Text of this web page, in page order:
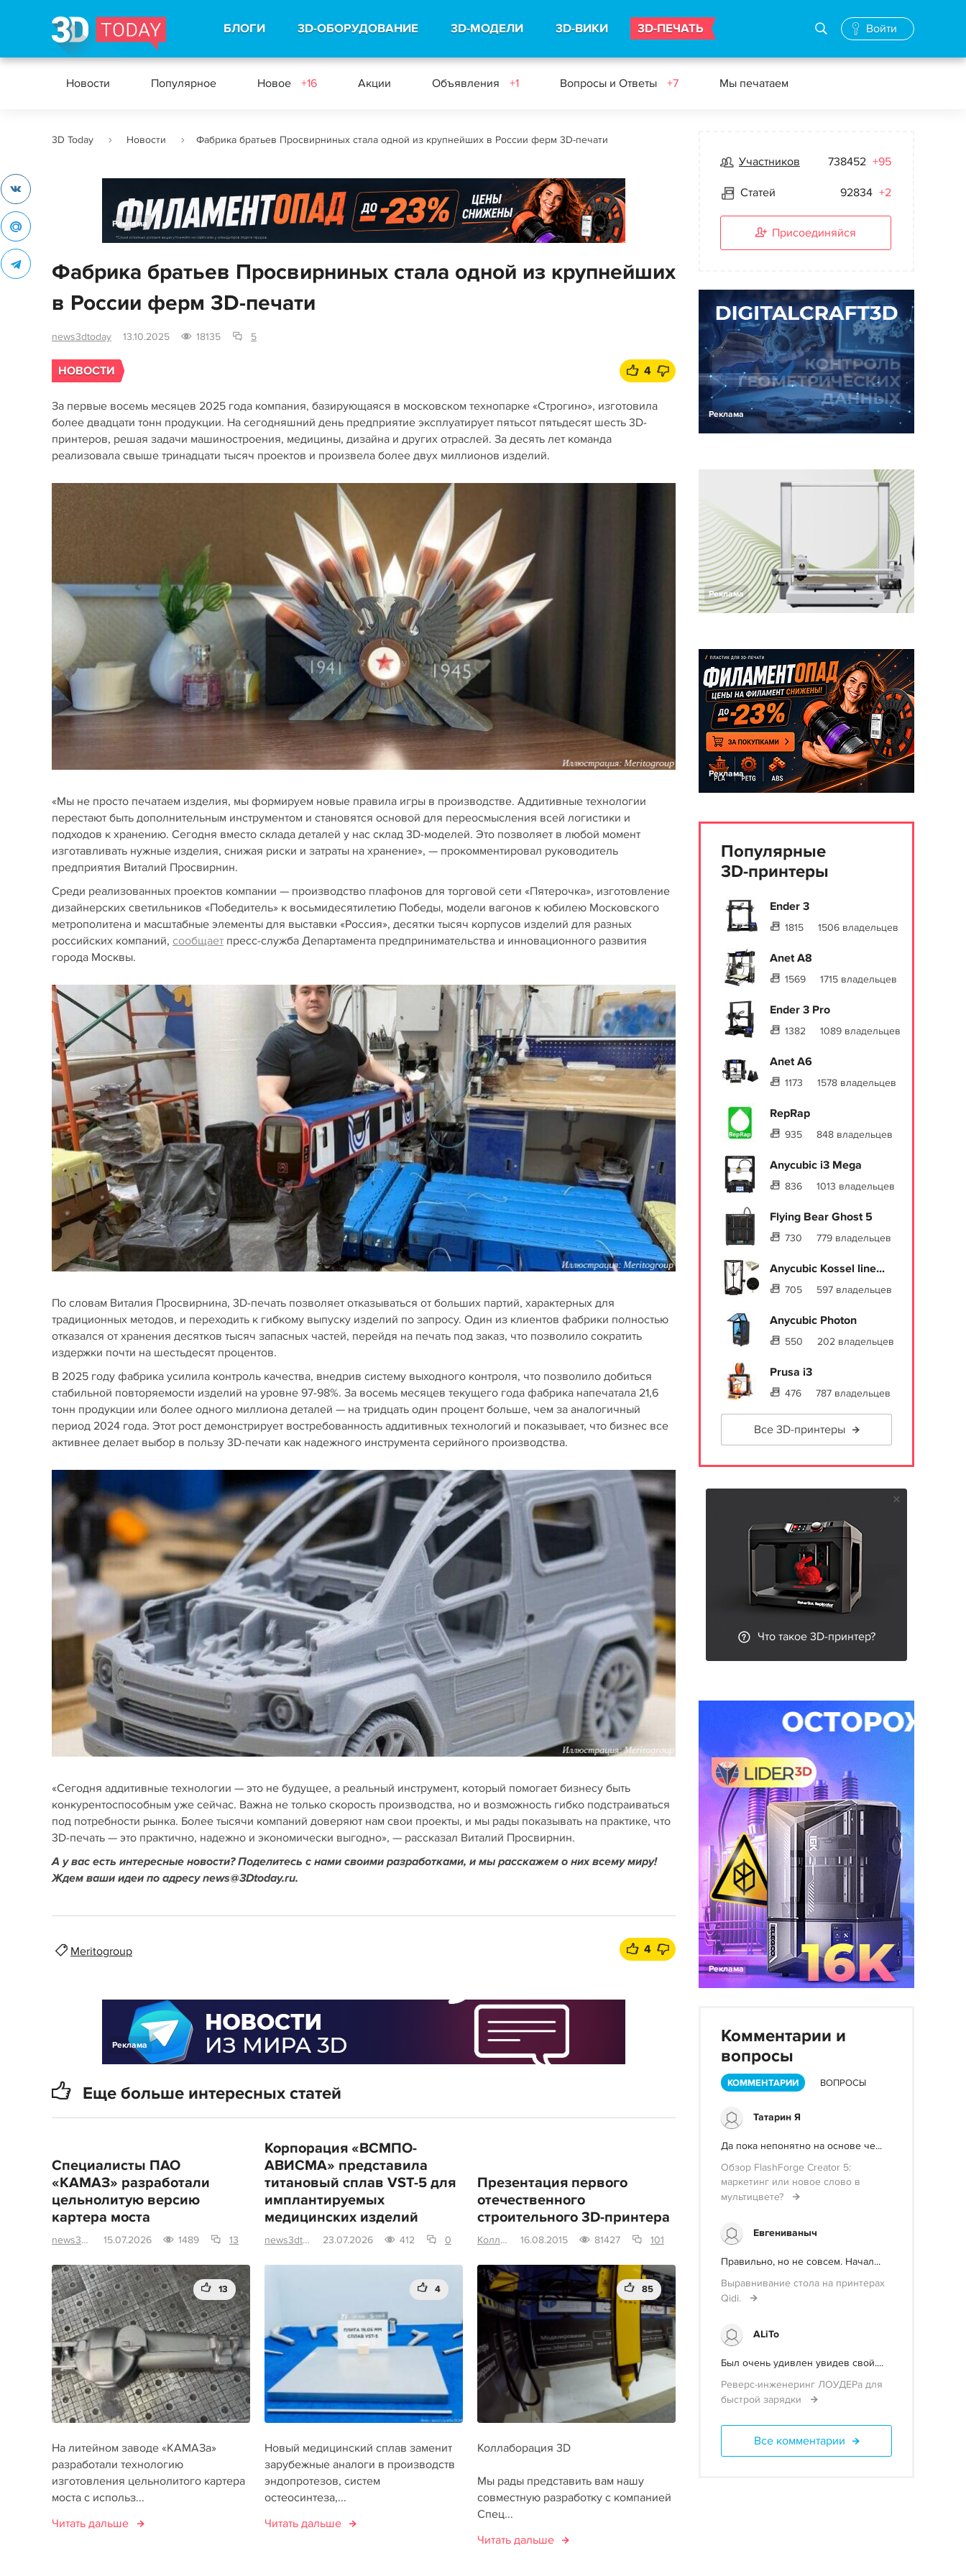
БЛОГИ 3D-ОБОРУДОВАНИЕ 3D-МОДЕЛИ 3D-ВИКИ 3D-ПЕЧАТЬ Войти
Новости Популярное Новое +16 Акции Объявления +1 Вопросы и Ответы +7 Мы печатаем
3D Today Новости Фабрика братьев Просвирниных стала одной из крупнейших в России ферм 3D-печати
Реклама
Фабрика братьев Просвирниных стала одной из крупнейших
в России ферм 3D-печати
news3dtoday 13.10.2025 18135 5
НОВОСТИ 4
За первые восемь месяцев 2025 года компания, базирующаяся в московском технопарке «Строгино», изготовила
более двадцати тонн продукции. На сегодняшний день предприятие эксплуатирует пятьсот пятьдесят шесть 3D-
принтеров, решая задачи машиностроения, медицины, дизайна и других отраслей. За десять лет команда
реализовала свыше тринадцати тысяч проектов и произвела более двух миллионов изделий.
«Мы не просто печатаем изделия, мы формируем новые правила игры в производстве. Аддитивные технологии
перестают быть дополнительным инструментом и становятся основой для переосмысления всей логистики и
подходов к хранению. Сегодня вместо склада деталей у нас склад 3D-моделей. Это позволяет в любой момент
изготавливать нужные изделия, снижая риски и затраты на хранение», — прокомментировал руководитель
предприятия Виталий Просвирнин.
Среди реализованных проектов компании — производство плафонов для торговой сети «Пятерочка», изготовление
дизайнерских светильников «Победитель» к восьмидесятилетию Победы, модели вагонов к юбилею Московского
метрополитена и масштабные элементы для выставки «Россия», десятки тысяч корпусов изделий для разных
российских компаний, сообщает пресс-служба Департамента предпринимательства и инновационного развития
города Москвы.
По словам Виталия Просвирнина, 3D-печать позволяет отказываться от больших партий, характерных для
традиционных методов, и переходить к гибкому выпуску изделий по запросу. Один из клиентов фабрики полностью
отказался от хранения десятков тысяч запасных частей, перейдя на печать под заказ, что позволило сократить
издержки почти на шестьдесят процентов.
В 2025 году фабрика усилила контроль качества, внедрив систему выходного контроля, что позволило добиться
стабильной повторяемости изделий на уровне 97-98%. За восемь месяцев текущего года фабрика напечатала 21,6
тонн продукции или более одного миллиона деталей — на тридцать один процент больше, чем за аналогичный
период 2024 года. Этот рост демонстрирует востребованность аддитивных технологий и показывает, что бизнес все
активнее делает выбор в пользу 3D-печати как надежного инструмента серийного производства.
«Сегодня аддитивные технологии — это не будущее, а реальный инструмент, который помогает бизнесу быть
конкурентоспособным уже сейчас. Важна не только скорость производства, но и возможность гибко подстраиваться
под потребности рынка. Более тысячи компаний доверяют нам свои проекты, и мы рады показывать на практике, что
3D-печать — это практично, надежно и экономически выгодно», — рассказал Виталий Просвирнин.
А у вас есть интересные новости? Поделитесь с нами своими разработками, и мы расскажем о них всему миру!
Ждем ваши идеи по адресу news@3Dtoday.ru.
Meritogroup 4
Еще больше интересных статей
Специалисты ПАО
«КАМАЗ» разработали
цельнолитую версию
картера моста
news3dtoday 15.07.2026 1489 13
13
На литейном заводе «КАМАЗа»
разработали технологию
изготовления цельнолитого картера
моста с использ...
Читать дальше
Корпорация «ВСМПО-
АВИСМА» представила
титановый сплав VST-5 для
имплантируемых
медицинских изделий
news3dtoday 23.07.2026 412 0
4
Новый медицинский сплав заменит
зарубежные аналоги в производств
эндопротезов, систем
остеосинтеза,...
Читать дальше
Презентация первого
отечественного
строительного 3D-принтера
Коллаборация 3D 16.08.2015 81427 101
85
Коллаборация 3D
Мы рады представить вам нашу
совместную разработку с компанией
Спец...
Читать дальше
Реклама
Участников 738452 +95
Статей 92834 +2
Присоединяйся
Реклама
Реклама
Реклама
Популярные
3D-принтеры
Ender 3
1815 1506 владельцев
Anet A8
1569 1715 владельцев
Ender 3 Pro
1382 1089 владельцев
Anet A6
1173 1578 владельцев
RepRap
935 848 владельцев
Anycubic i3 Mega
836 1013 владельцев
Flying Bear Ghost 5
730 779 владельцев
Anycubic Kossel line...
705 597 владельцев
Anycubic Photon
550 202 владельцев
Prusa i3
476 787 владельцев
Все 3D-принтеры
Что такое 3D-принтер?
Реклама
Комментарии и
вопросы
КОММЕНТАРИИ ВОПРОСЫ
Татарин Я
Да пока непонятно на основе че...
Обзор FlashForge Creator 5:
маркетинг или новое слово в
мультицвете?
Евгениваныч
Правильно, но не совсем. Начал...
Выравнивание стола на принтерах
Qidi.
ALiTo
Был очень удивлен увидев свой....
Реверс-инженеринг ЛОУДЕРа для
быстрой зарядки
Все комментарии